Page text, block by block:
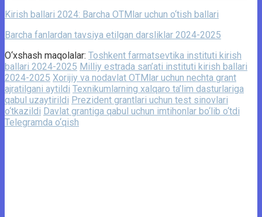
Kirish ballari 2024: Barcha OTMlar uchun o‘tish ballari
Barcha fanlardan tavsiya etilgan darsliklar 2024-2025
O‘xshash maqolalar: Toshkent farmatsevtika instituti kirish
ballari 2024-2025 Milliy estrada san’ati instituti kirish ballari
2024-2025 Xorijiy va nodavlat OTMlar uchun nechta grant
ajratilgani aytildi Texnikumlarning xalqaro ta’lim dasturlariga
qabul uzaytirildi Prezident grantlari uchun test sinovlari
o‘tkazildi Davlat grantiga qabul uchun imtihonlar bo‘lib o‘tdi
Telegramda o‘qish